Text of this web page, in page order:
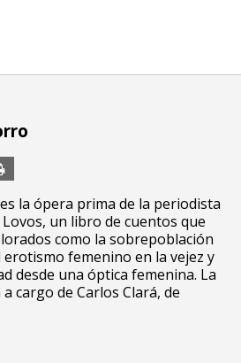
es la ópera prima de la periodista
un libro de cuentos que
como la sobrepoblación
femenino en la vejez y
desde una óptica femenina. La
cargo de Carlos Clará, de